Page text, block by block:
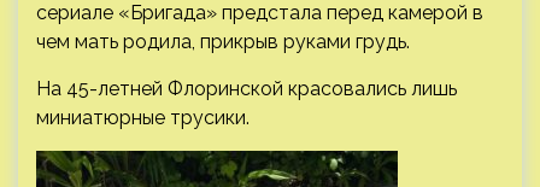
сериале «Бригада» предстала перед камерой в
чем мать родила, прикрыв руками грудь.
На 45-летней Флоринской красовались лишь
миниатюрные трусики.